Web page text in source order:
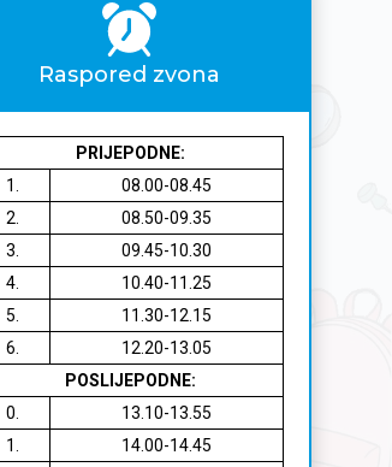
Raspored zvona
PRIJEPODNE:
1.
08.00-08.45
2.
08.50-09.35
3.
09.45-10.30
4.
10.40-11.25
5.
11.30-12.15
6.
12.20-13.05
POSLIJEPODNE:
0.
13.10-13.55
1.
14.00-14.45